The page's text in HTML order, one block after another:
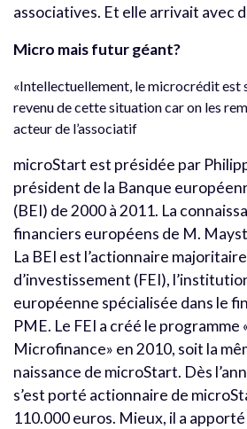
associatives. Et elle arrivait avec
Micro mais futur géant?
«Intellectuellement, le microcrédit est
revenu de cette situation car on les
acteur de l’associatif
microStart est présidée par
président de la Banque
(BEI) de 2000 à 2011. La
financiers européens de M.
La BEI est l’actionnaire
d’investissement (FEI),
européenne spécialisée dans le
PME. Le FEI a créé le programme
Microfinance» en 2010, soit la
naissance de microStart. Dès
s’est porté actionnaire de
110.000 euros. Mieux, il a